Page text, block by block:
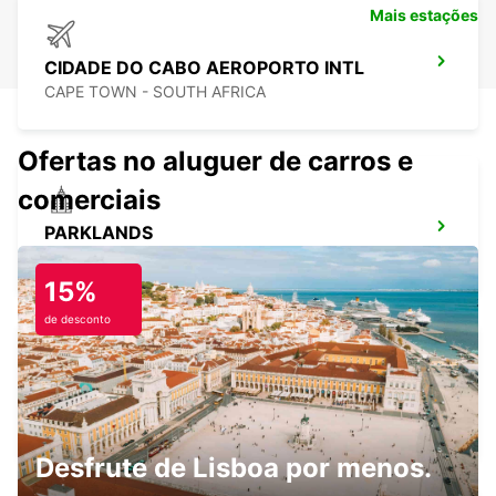
CIDADE DO CABO AEROPORTO INTL
CAPE TOWN - SOUTH AFRICA
PARKLANDS
PARKLANDS - SOUTH AFRICA
STELLENBOSCH
STELLENBOSCH - SOUTH AFRICA
Mais estações
Ofertas no aluguer de carros e
comerciais
15%
de desconto
Desfrute de Lisboa por menos.